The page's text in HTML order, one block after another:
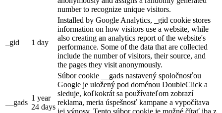
number to recognize unique visitors.
_gid 1 day
Installed by Google Analytics, _gid cookie stores
information on how visitors use a website, while
also creating an analytics report of the website's
performance. Some of the data that are collected
include the number of visitors, their source, and
the pages they visit anonymously.
__gads
1 year
24 days
Súbor cookie __gads nastavený spoločnosťou
Google je uložený pod doménou DoubleClick a
sleduje, koľkokrát sa používateľom zobrazí
reklama, meria úspešnosť kampane a vypočítava
jej výnosy. Tento súbor cookie je možné čítať iba z